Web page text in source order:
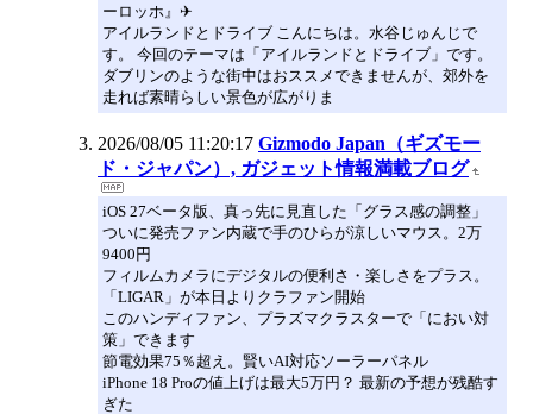
ーロッホ』✈
アイルランドとドライブ こんにちは。水谷じゅんじで
す。 今回のテーマは「アイルランドとドライブ」です。
ダブリンのような街中はおススメできませんが、郊外を
走れば素晴らしい景色が広がりま
2026/08/05 11:20:17 Gizmodo Japan（ギズモー
ド・ジャパン）, ガジェット情報満載ブログ
iOS 27ベータ版、真っ先に見直した「グラス感の調整」
ついに発売ファン内蔵で手のひらが涼しいマウス。2万
9400円
フィルムカメラにデジタルの便利さ・楽しさをプラス。
「LIGAR」が本日よりクラファン開始
このハンディファン、プラズマクラスターで「におい対
策」できます
節電効果75％超え。賢いAI対応ソーラーパネル
iPhone 18 Proの値上げは最大5万円？ 最新の予想が残酷す
ぎた